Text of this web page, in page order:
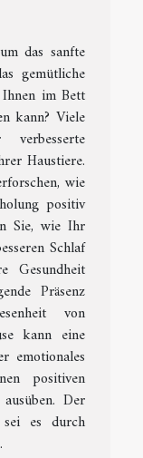
das sanfte
gemütliche
Ihnen im Bett
kann? Viele
Haustiere.
wie
positiv
Sie, wie Ihr
Schlaf
Präsenz
von
kann eine
emotionales
positiven
Der
es durch